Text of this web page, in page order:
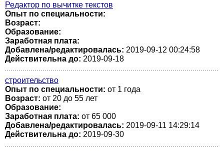
Редактор по вычитке текстов
Опыт по специальности:
Возраст:
Образование:
Заработная плата:
Добавлена/редактировалась: 2019-09-12 00:24:58
Действительна до: 2019-09-18
строительство
Опыт по специальности: от 1 года
Возраст: от 20 до 55 лет
Образование:
Заработная плата: от 65 000
Добавлена/редактировалась: 2019-09-11 14:29:14
Действительна до: 2019-09-30